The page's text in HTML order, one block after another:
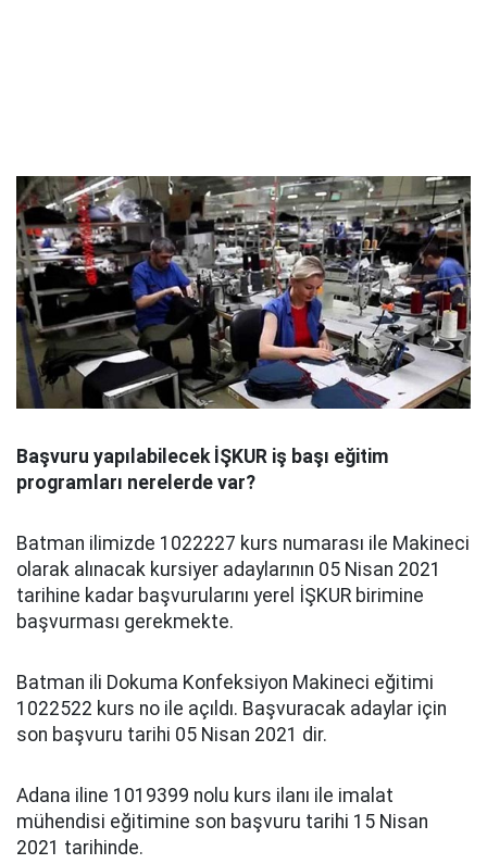
Başvuru yapılabilecek İŞKUR iş başı eğitim
programları nerelerde var?
Batman ilimizde 1022227 kurs numarası ile Makineci
olarak alınacak kursiyer adaylarının 05 Nisan 2021
tarihine kadar başvurularını yerel İŞKUR birimine
başvurması gerekmekte.
Batman ili Dokuma Konfeksiyon Makineci eğitimi
1022522 kurs no ile açıldı. Başvuracak adaylar için
son başvuru tarihi 05 Nisan 2021 dir.
Adana iline 1019399 nolu kurs ilanı ile imalat
mühendisi eğitimine son başvuru tarihi 15 Nisan
2021 tarihinde.